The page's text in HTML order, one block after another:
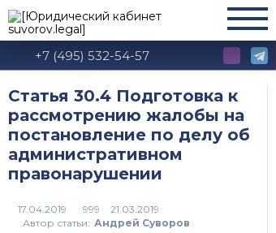
+7 (495) 532-54-57
Статья 30.4 Подготовка к
рассмотрению жалобы на
постановление по делу об
административном
правонарушении
999
Автор статьи: Андрей Суворов